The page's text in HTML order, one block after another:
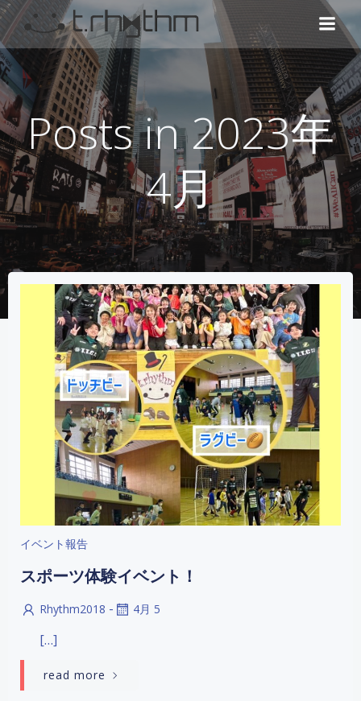
ン
テ
ツ
ス
キ
ッ
プ
Posts in 2023年
4月
イベント報告
スポーツ体験イベント！
Rhythm2018 - 4月 5
[…]
read more